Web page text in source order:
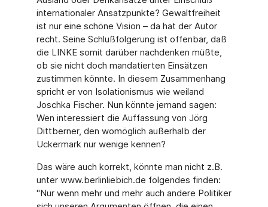
internationaler Ansatzpunkte? Gewaltfreiheit
ist nur eine schöne Vision – da hat der Autor
recht. Seine Schlußfolgerung ist offenbar, daß
die LINKE somit darüber nachdenken müßte,
ob sie nicht doch mandatierten Einsätzen
zustimmen könnte. In diesem Zusammenhang
spricht er von Isolationismus wie weiland
Joschka Fischer. Nun könnte jemand sagen:
Wen interessiert die Auffassung von Jörg
Dittberner, den womöglich außerhalb der
Uckermark nur wenige kennen?
Das wäre auch korrekt, könnte man nicht z.B.
unter www.berlinliebich.de folgendes finden:
"Nur wenn mehr und mehr auch andere Politiker